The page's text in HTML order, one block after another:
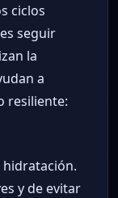
ciclos
seguir
la
a
resiliente:
hidratación.
y de evitar